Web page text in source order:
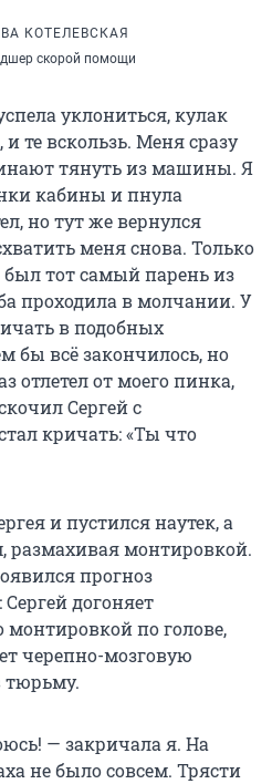
КОТЕЛЕВСКАЯ
скорой помощи
уклониться, кулак
те вскользь. Меня сразу
тянуть из машины. Я
кабины и пнула
но тут же вернулся
меня снова. Только
был тот самый парень из
проходила в молчании. У
в подобных
бы всё закончилось, но
отлетел от моего пинка,
Сергей с
кричать: «Ты что
и пустился наутек, а
размахивая монтировкой.
прогноз
догоняет
монтировкой по голове,
черепно-мозговую
тюрьму.
— закричала я. На
не было совсем. Трясти